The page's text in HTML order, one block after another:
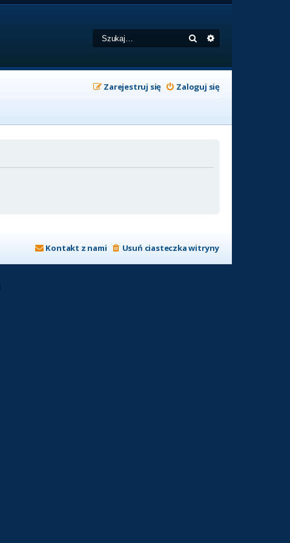
Szukaj
Zaloguj się
Zarejestruj się
Usuń ciasteczka witryny
Kontakt z nami